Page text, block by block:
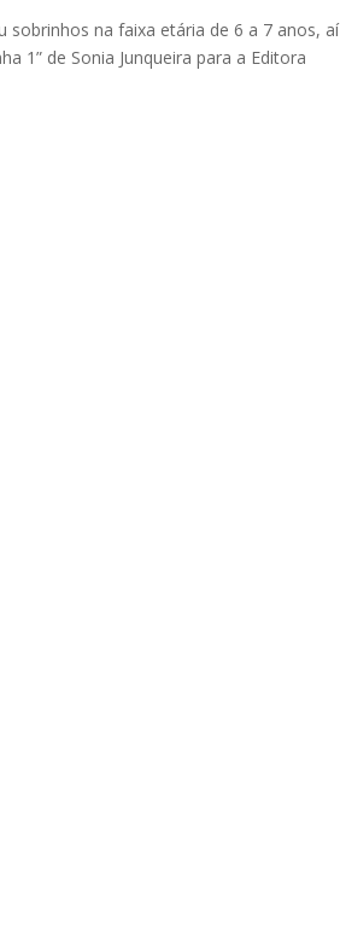
na faixa etária de 6 a 7 anos, aí
1” de Sonia Junqueira para a Editora